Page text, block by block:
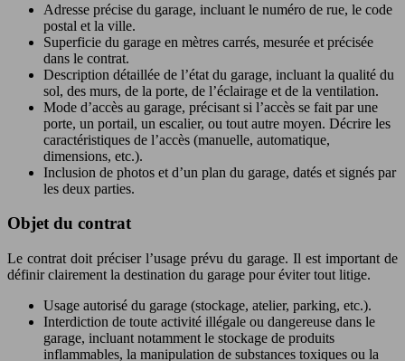
Adresse précise du garage, incluant le numéro de rue, le code
postal et la ville.
Superficie du garage en mètres carrés, mesurée et précisée
dans le contrat.
Description détaillée de l’état du garage, incluant la qualité du
sol, des murs, de la porte, de l’éclairage et de la ventilation.
Mode d’accès au garage, précisant si l’accès se fait par une
porte, un portail, un escalier, ou tout autre moyen. Décrire les
caractéristiques de l’accès (manuelle, automatique,
dimensions, etc.).
Inclusion de photos et d’un plan du garage, datés et signés par
les deux parties.
Objet du contrat
Le contrat doit préciser l’usage prévu du garage. Il est important de
définir clairement la destination du garage pour éviter tout litige.
Usage autorisé du garage (stockage, atelier, parking, etc.).
Interdiction de toute activité illégale ou dangereuse dans le
garage, incluant notamment le stockage de produits
inflammables, la manipulation de substances toxiques ou la